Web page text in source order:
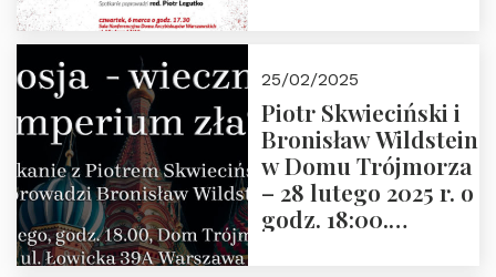
2025 r. godz. 17:30,
DAW ul. Miodowa
17/19
25/02/2025
Piotr Skwieciński i
Bronisław Wildstein
w Domu Trójmorza
– 28 lutego 2025 r. o
godz. 18:00.